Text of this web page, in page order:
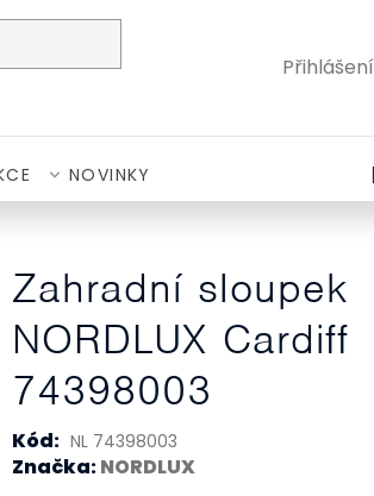
Přihlášení
NOVINKY
Zahradní sloupek
NORDLUX Cardiff
74398003
Kód: NL 74398003
Značka:NORDLUX